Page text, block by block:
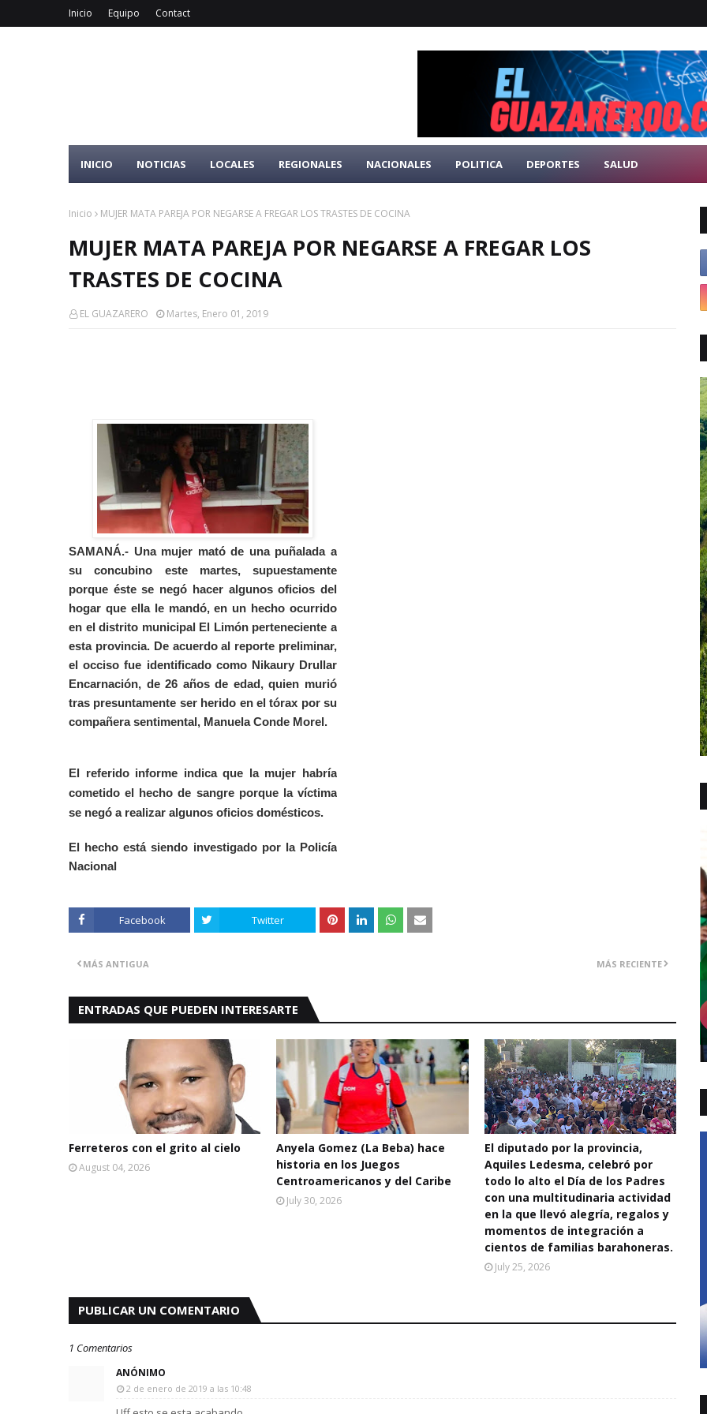
Inicio Equipo Contact
INICIO NOTICIAS LOCALES REGIONALES NACIONALES POLITICA DEPORTES SALUD
Inicio MUJER MATA PAREJA POR NEGARSE A FREGAR LOS TRASTES DE COCINA
MUJER MATA PAREJA POR NEGARSE A FREGAR LOS
TRASTES DE COCINA
EL GUAZARERO Martes, Enero 01, 2019
SAMANÁ.- Una mujer mató de una puñalada a
su concubino este martes, supuestamente
porque éste se negó hacer algunos oficios del
hogar que ella le mandó, en un hecho ocurrido
en el distrito municipal El Limón perteneciente a
esta provincia. De acuerdo al reporte preliminar,
el occiso fue identificado como Nikaury Drullar
Encarnación, de 26 años de edad, quien murió
tras presuntamente ser herido en el tórax por su
compañera sentimental, Manuela Conde Morel.
El referido informe indica que la mujer habría
cometido el hecho de sangre porque la víctima
se negó a realizar algunos oficios domésticos.
El hecho está siendo investigado por la Policía
Nacional
Facebook Twitter
MÁS RECIENTE
MÁS ANTIGUA
ENTRADAS QUE PUEDEN INTERESARTE
Ferreteros con el grito al cielo
August 04, 2026
Anyela Gomez (La Beba) hace
historia en los Juegos
Centroamericanos y del Caribe
July 30, 2026
El diputado por la provincia,
Aquiles Ledesma, celebró por
todo lo alto el Día de los Padres
con una multitudinaria actividad
en la que llevó alegría, regalos y
momentos de integración a
cientos de familias barahoneras.
July 25, 2026
PUBLICAR UN COMENTARIO
1 Comentarios
ANÓNIMO
2 de enero de 2019 a las 10:48